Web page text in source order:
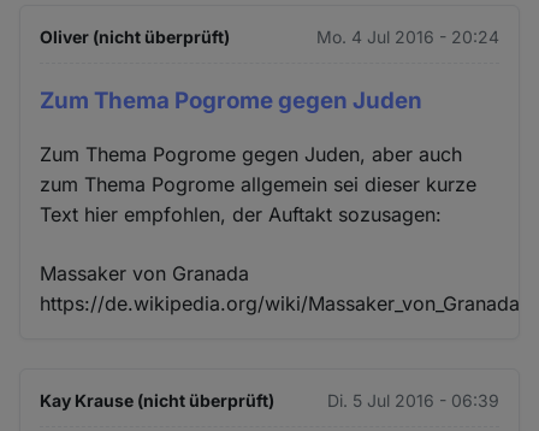
Oliver (nicht überprüft) Mo. 4 Jul 2016 - 20:24
Zum Thema Pogrome gegen Juden
Zum Thema Pogrome gegen Juden, aber auch
zum Thema Pogrome allgemein sei dieser kurze
Text hier empfohlen, der Auftakt sozusagen:
Massaker von Granada
https://de.wikipedia.org/wiki/Massaker_von_Granada
Kay Krause (nicht überprüft) Di. 5 Jul 2016 - 06:39